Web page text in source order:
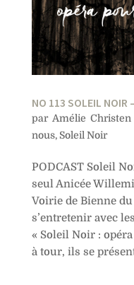
NO 113 SOLEIL NOIR
par Amélie Christen
nous, Soleil Noir
PODCAST Soleil
seul Anicée
Voirie de Bienne
s’entretenir avec
« Soleil Noir :
à tour, ils se